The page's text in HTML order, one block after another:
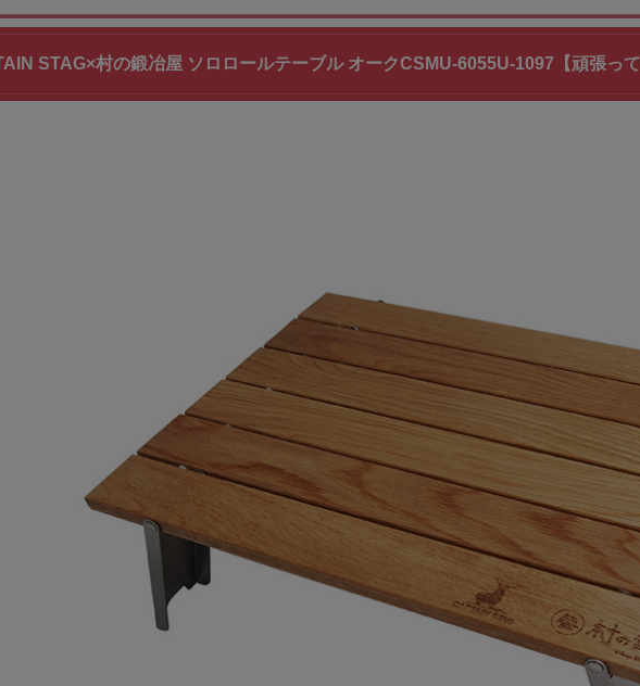
STAG×村の鍛冶屋 ソロロールテーブル オークCSMU-6055U-1097【頑張って